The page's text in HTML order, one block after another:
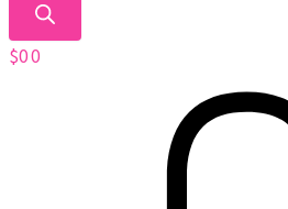
$00